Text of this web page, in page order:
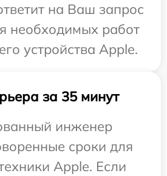
на Ваш запрос
необходимых работ
устройства Apple.
за 35 минут
инженер
сроки для
Apple. Если